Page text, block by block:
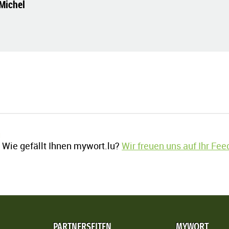
Wie gefällt Ihnen mywort.lu?Wir freuen uns auf Ihr